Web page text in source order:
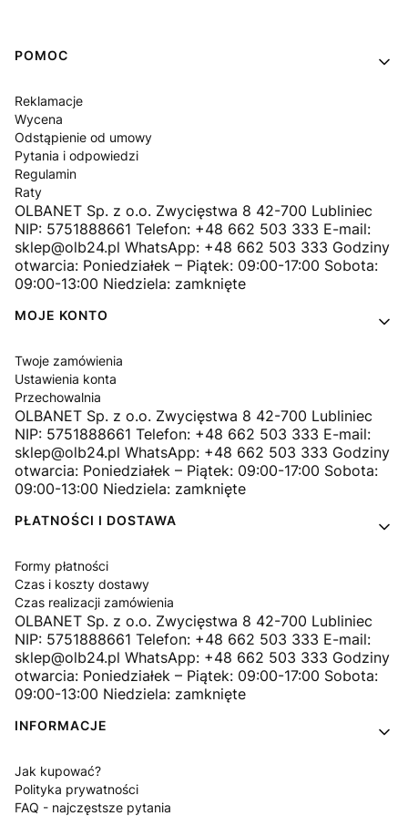
Linki w stopce
POMOC
Reklamacje
Wycena
Odstąpienie od umowy
Pytania i odpowiedzi
Regulamin
Raty
OLBANET Sp. z o.o. Zwycięstwa 8 42-700 Lubliniec
NIP: 5751888661 Telefon: +48 662 503 333 E-mail:
sklep@olb24.pl WhatsApp: +48 662 503 333 Godziny
otwarcia: Poniedziałek – Piątek: 09:00-17:00 Sobota:
09:00-13:00 Niedziela: zamknięte
MOJE KONTO
Twoje zamówienia
Ustawienia konta
Przechowalnia
OLBANET Sp. z o.o. Zwycięstwa 8 42-700 Lubliniec
NIP: 5751888661 Telefon: +48 662 503 333 E-mail:
sklep@olb24.pl WhatsApp: +48 662 503 333 Godziny
otwarcia: Poniedziałek – Piątek: 09:00-17:00 Sobota:
09:00-13:00 Niedziela: zamknięte
PŁATNOŚCI I DOSTAWA
Formy płatności
Czas i koszty dostawy
Czas realizacji zamówienia
OLBANET Sp. z o.o. Zwycięstwa 8 42-700 Lubliniec
NIP: 5751888661 Telefon: +48 662 503 333 E-mail:
sklep@olb24.pl WhatsApp: +48 662 503 333 Godziny
otwarcia: Poniedziałek – Piątek: 09:00-17:00 Sobota:
09:00-13:00 Niedziela: zamknięte
INFORMACJE
Jak kupować?
Polityka prywatności
FAQ - najczęstsze pytania